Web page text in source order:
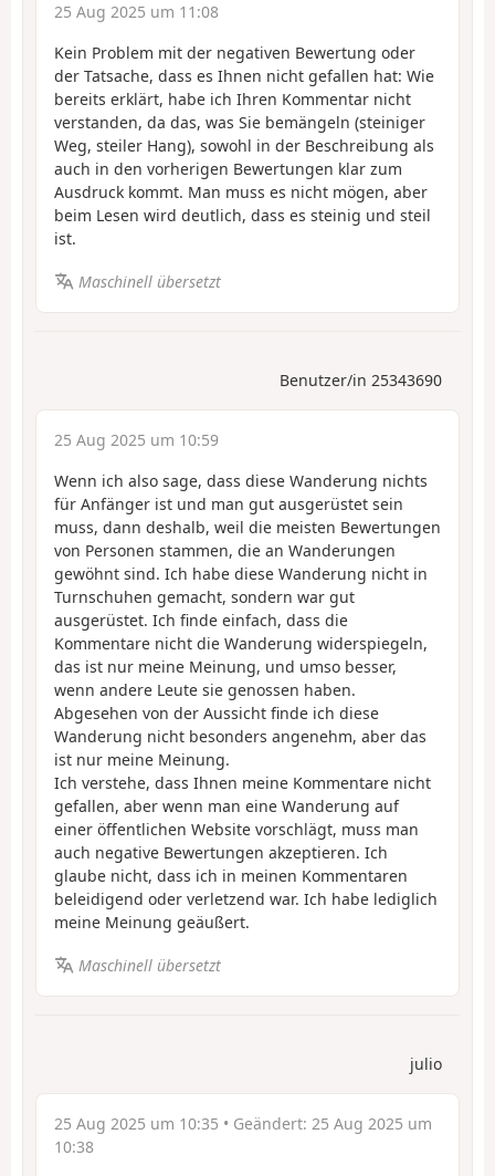
25 Aug 2025 um 11:08
Kein Problem mit der negativen Bewertung oder
der Tatsache, dass es Ihnen nicht gefallen hat: Wie
bereits erklärt, habe ich Ihren Kommentar nicht
verstanden, da das, was Sie bemängeln (steiniger
Weg, steiler Hang), sowohl in der Beschreibung als
auch in den vorherigen Bewertungen klar zum
Ausdruck kommt. Man muss es nicht mögen, aber
beim Lesen wird deutlich, dass es steinig und steil
ist.
Maschinell übersetzt
Benutzer/in 25343690
25 Aug 2025 um 10:59
Wenn ich also sage, dass diese Wanderung nichts
für Anfänger ist und man gut ausgerüstet sein
muss, dann deshalb, weil die meisten Bewertungen
von Personen stammen, die an Wanderungen
gewöhnt sind. Ich habe diese Wanderung nicht in
Turnschuhen gemacht, sondern war gut
ausgerüstet. Ich finde einfach, dass die
Kommentare nicht die Wanderung widerspiegeln,
das ist nur meine Meinung, und umso besser,
wenn andere Leute sie genossen haben.
Abgesehen von der Aussicht finde ich diese
Wanderung nicht besonders angenehm, aber das
ist nur meine Meinung.
Ich verstehe, dass Ihnen meine Kommentare nicht
gefallen, aber wenn man eine Wanderung auf
einer öffentlichen Website vorschlägt, muss man
auch negative Bewertungen akzeptieren. Ich
glaube nicht, dass ich in meinen Kommentaren
beleidigend oder verletzend war. Ich habe lediglich
meine Meinung geäußert.
Maschinell übersetzt
julio
25 Aug 2025 um 10:35 • Geändert: 25 Aug 2025 um
10:38